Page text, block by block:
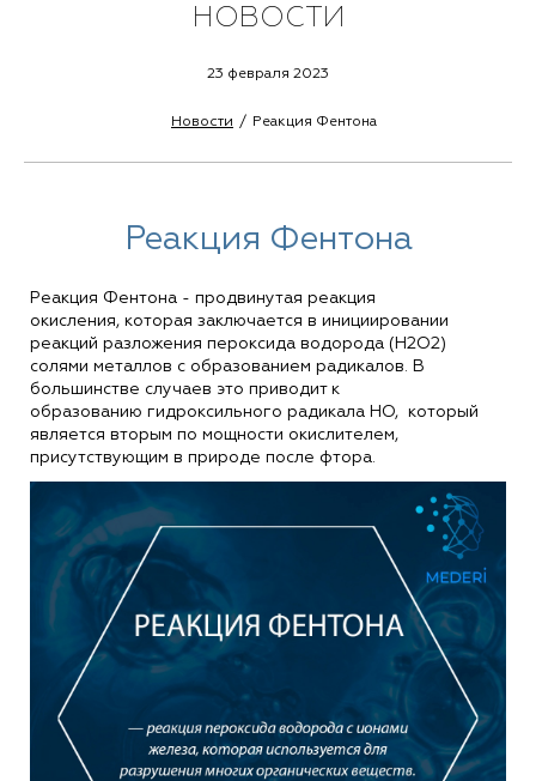
НОВОСТИ
23 февраля 2023
Новости Реакция Фентона
Реакция Фентона
Реакция Фентона - продвинутая реакция
окисления, которая заключается в инициировании
реакций разложения пероксида водорода (H2O2)
солями металлов с образованием радикалов. В
большинстве случаев это приводит к
образованию гидроксильного радикала НО, который
является вторым по мощности окислителем,
присутствующим в природе после фтора.